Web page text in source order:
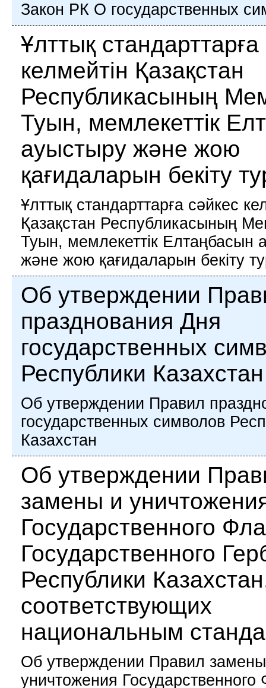
Закон РК О государственных
Ұлттық стандарттарға
келмейтін Қазақстан
Республикасының
Туын, мемлекеттік
ауыстыру және жою
қағидаларын бекіту
Ұлттық стандарттарға сәйкес
Қазақстан Республикасының
Туын, мемлекеттік Елтаңбасын
және жою қағидаларын бекіту
Об утверждении
празднования Дня
государственных
Республики Казахстан
Об утверждении Правил
государственных символов
Казахстан
Об утверждении
замены и
Государственного
Государственного
Республики
соответствующих
национальным
Об утверждении Правил
уничтожения Государственного